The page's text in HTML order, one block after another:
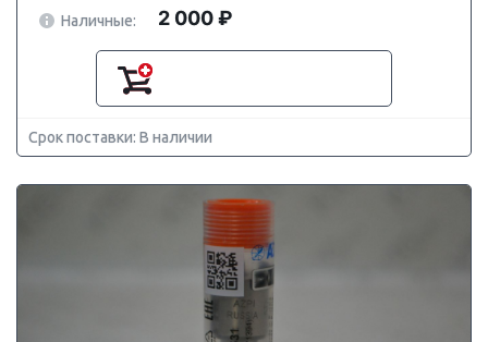
Наличные:
2 000 ₽
Срок поставки: В наличии